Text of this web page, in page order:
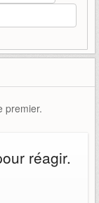
premier.
réagir.